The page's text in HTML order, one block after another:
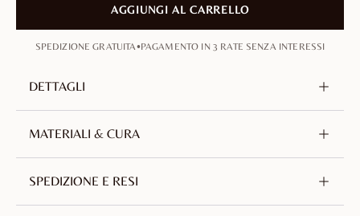
AGGIUNGI AL CARRELLO
SPEDIZIONE GRATUITA•PAGAMENTO IN 3 RATE SENZA INTERESSI
DETTAGLI
Metallo
Doratura
Oro 18 carati
Diametro
Peso singolo
1.3 g
MATERIALI & CURA
di rame e zinco selezionata per la sua durabilità.
Senza nichel, senza piombo e ipoallergenico.
SPEDIZIONE E RESI